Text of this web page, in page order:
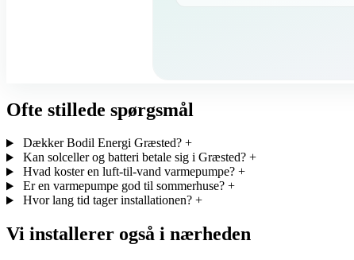
Ofte stillede spørgsmål
Dækker Bodil Energi Græsted? +
Kan solceller og batteri betale sig i Græsted? +
Hvad koster en luft-til-vand varmepumpe? +
Er en varmepumpe god til sommerhuse? +
Hvor lang tid tager installationen? +
Vi installerer også i nærheden